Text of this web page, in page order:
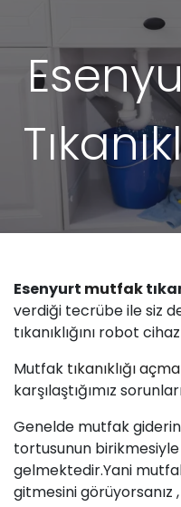
Esenyurt mutfak
verdiği tecrübe ile siz
tıkanıklığını robot
Mutfak tıkanıklığı açma
karşılaştığımız
Genelde mutfak
tortusunun birikmesiyle
gelmektedir.Yani
gitmesini